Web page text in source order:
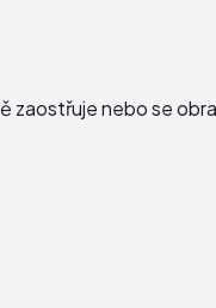
zaostřuje nebo se